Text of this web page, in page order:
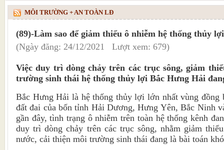
THAM KHẢO & KHÁM PHÁ VIDEO
MÔI TRƯỜNG + AN TOÀN LĐ
(89)-Làm sao để giảm thiểu ô nhiễm hệ thống thủy
(Ngày đăng: 24/12/2021 Lượt xem: 679)
Việc duy trì dòng chảy trên các trục sông, giảm
trường sinh thái hệ thống thủy lợi Bắc Hưng Hải
Bắc Hưng Hải là hệ thống thủy lợi lớn nhất vùng đồng
đất đai của bốn tỉnh Hải Dương, Hưng Yên, Bắc Ninh
gần đây, tình trạng ô nhiễm trên toàn hệ thống kênh
duy trì dòng chảy trên các trục sông, nhằm giảm
nước, cải thiện môi trường sinh thái đang là bài toán